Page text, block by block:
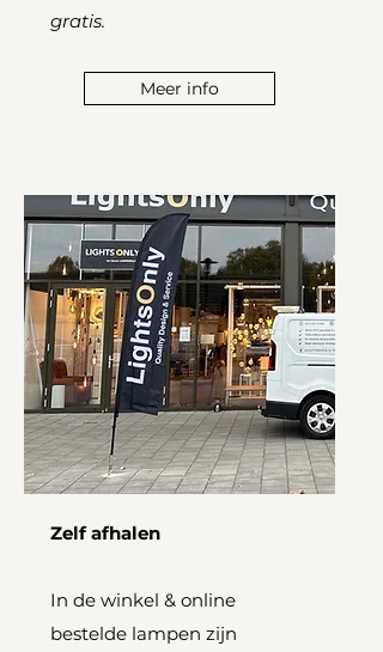
gratis.
Meer info
Zelf afhalen
In de winkel & online
bestelde lampen zijn